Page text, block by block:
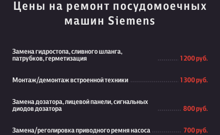
Цены на ремонт посудомоечных
машин Siemens
Замена гидростопа, сливного шланга,
патрубков, герметизация
1 200 руб.
Монтаж/демонтаж встроенной техники 1 300 руб.
Замена дозатора, лицевой панели, сигнальных
диодов дозатора
800 руб.
Замена/реголировка приводного ремня насоса 700 руб.